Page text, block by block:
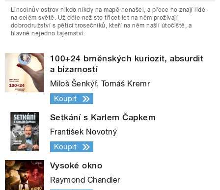
Lincolnův ostrov nikdo nikdy na mapě nenašel, a přece ho znají lidé
na celém světě. Už déle než sto třicet let na něm prožívají
dobrodružství s pěticí trosečníků, kteří na něm našli útočiště, a
hlavně nejedno tajemství.
100+24 brněnských kuriozit, absurdit
a bizarností
Miloš Šenkýř, Tomáš Kremr
Koupit
Setkání s Karlem Čapkem
František Novotný
Koupit
Vysoké okno
Raymond Chandler